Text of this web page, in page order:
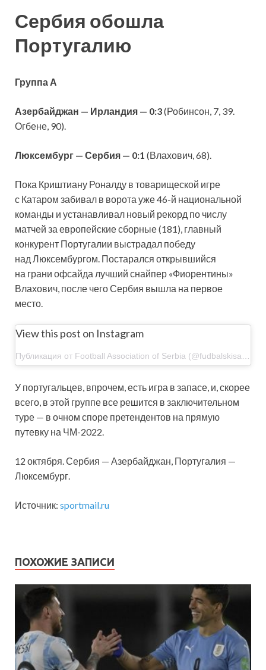
Сербия обошла
Португалию
Группа А
Азербайджан — Ирландия — 0:3(Робинсон, 7, 39.
Огбене, 90).
Люксембург — Сербия — 0:1 (Влахович, 68).
Пока Криштиану Роналду в товарищеской игре
с Катаром забивал в ворота уже 46-й национальной
команды и устанавливал новый рекорд по числу
матчей за европейские сборные (181), главный
конкурент Португалии выстрадал победу
над Люксембургом. Постарался открывшийся
на грани офсайда лучший снайпер «Фиорентины»
Влахович, после чего Сербия вышла на первое
место.
View this post on Instagram
У португальцев, впрочем, есть игра в запасе, и, скорее
всего, в этой группе все решится в заключительном
туре — в очном споре претендентов на прямую
путевку на ЧМ-2022.
12 октября. Сербия — Азербайджан, Португалия —
Люксембург.
Источник: sportmail.ru
ПОХОЖИЕ ЗАПИСИ